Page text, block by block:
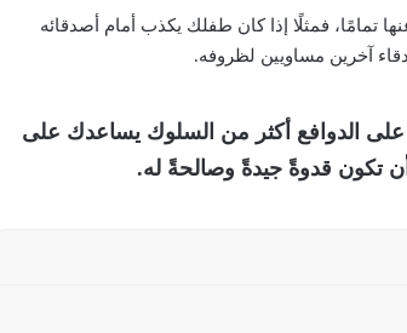
تمامًا، فمثلًا إذا كان طفلك يكذب أمام أصدقائه
آخرين مساويين لظروفه.
على الدوافع أكثر من السلوك يساعدك على
تكون قدوةً جيدةً وصالحةً له.